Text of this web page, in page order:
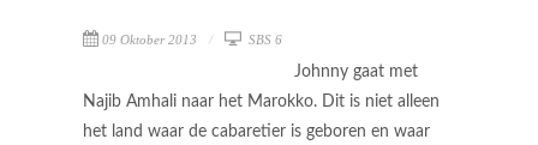
09 Oktober 2013 SBS 6
Johnny gaat met
Najib Amhali naar het Marokko. Dit is niet alleen
het land waar de cabaretier is geboren en waar